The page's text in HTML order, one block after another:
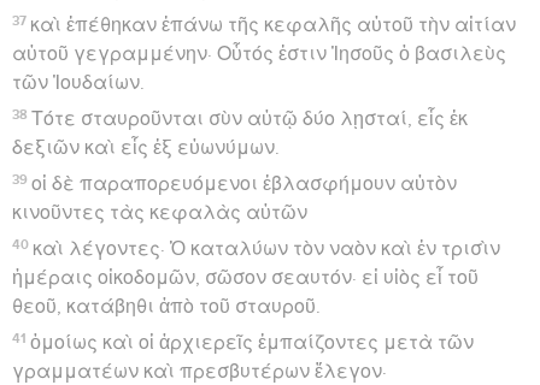
37 καὶ ἐπέθηκαν ἐπάνω τῆς κεφαλῆς αὐτοῦ τὴν αἰτίαν
αὐτοῦ γεγραμμένην· Οὗτός ἐστιν Ἰησοῦς ὁ βασιλεὺς
τῶν Ἰουδαίων.
38 Τότε σταυροῦνται σὺν αὐτῷ δύο λῃσταί, εἷς ἐκ
δεξιῶν καὶ εἷς ἐξ εὐωνύμων.
39 οἱ δὲ παραπορευόμενοι ἐβλασφήμουν αὐτὸν
κινοῦντες τὰς κεφαλὰς αὐτῶν
40 καὶ λέγοντες· Ὁ καταλύων τὸν ναὸν καὶ ἐν τρισὶν
ἡμέραις οἰκοδομῶν, σῶσον σεαυτόν· εἰ υἱὸς εἶ τοῦ
θεοῦ, κατάβηθι ἀπὸ τοῦ σταυροῦ.
41 ὁμοίως καὶ οἱ ἀρχιερεῖς ἐμπαίζοντες μετὰ τῶν
γραμματέων καὶ πρεσβυτέρων ἔλεγον·